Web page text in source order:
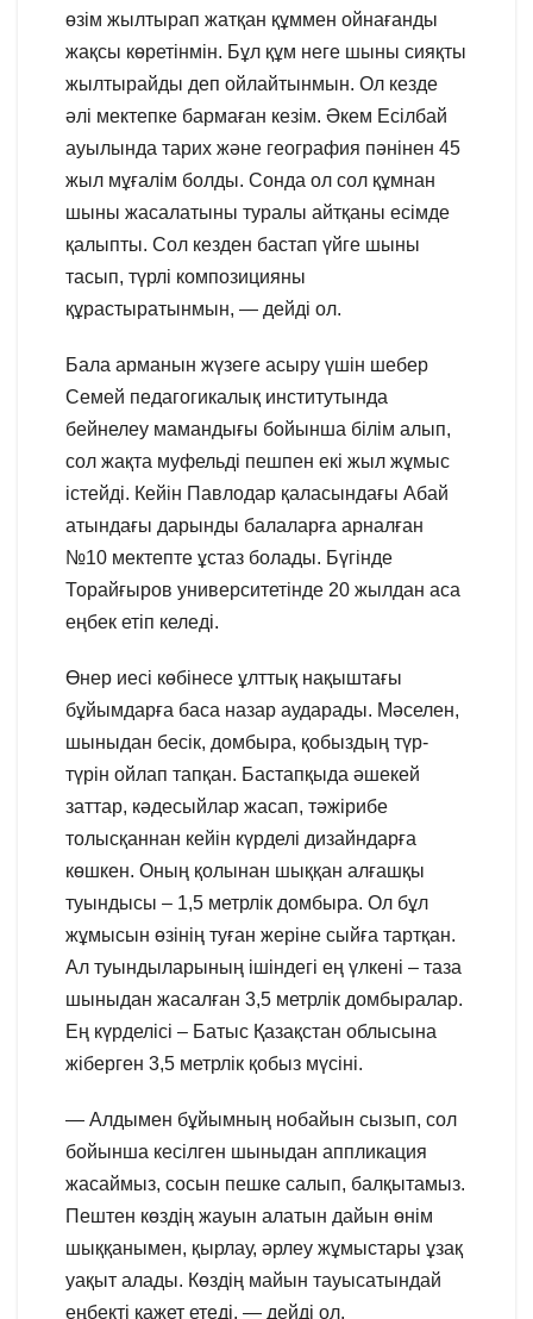
өзім жылтырап жатқан құммен ойнағанды
жақсы көретінмін. Бұл құм неге шыны сияқты
жылтырайды деп ойлайтынмын. Ол кезде
әлі мектепке бармаған кезім. Әкем Есілбай
ауылында тарих және география пәнінен 45
жыл мұғалім болды. Сонда ол сол құмнан
шыны жасалатыны туралы айтқаны есімде
қалыпты. Сол кезден бастап үйге шыны
тасып, түрлі композицияны
құрастыратынмын, — дейді ол.
Бала арманын жүзеге асыру үшін шебер
Семей педагогикалық институтында
бейнелеу мамандығы бойынша білім алып,
сол жақта муфельді пешпен екі жыл жұмыс
істейді. Кейін Павлодар қаласындағы Абай
атындағы дарынды балаларға арналған
№10 мектепте ұстаз болады. Бүгінде
Торайғыров университетінде 20 жылдан аса
еңбек етіп келеді.
Өнер иесі көбінесе ұлттық нақыштағы
бұйымдарға баса назар аударады. Мәселен,
шыныдан бесік, домбыра, қобыздың түр-
түрін ойлап тапқан. Бастапқыда әшекей
заттар, кәдесыйлар жасап, тәжірибе
толысқаннан кейін күрделі дизайндарға
көшкен. Оның қолынан шыққан алғашқы
туындысы – 1,5 метрлік домбыра. Ол бұл
жұмысын өзінің туған жеріне сыйға тартқан.
Ал туындыларының ішіндегі ең үлкені – таза
шыныдан жасалған 3,5 метрлік домбыралар.
Ең күрделісі – Батыс Қазақстан облысына
жіберген 3,5 метрлік қобыз мүсіні.
— Алдымен бұйымның нобайын сызып, сол
бойынша кесілген шыныдан аппликация
жасаймыз, сосын пешке салып, балқытамыз.
Пештен көздің жауын алатын дайын өнім
шыққанымен, қырлау, әрлеу жұмыстары ұзақ
уақыт алады. Көздің майын тауысатындай
еңбекті қажет етеді, — дейді ол.